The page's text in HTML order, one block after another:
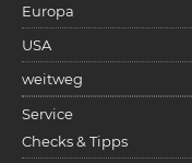
Europa
USA
weitweg
Service
Checks & Tipps